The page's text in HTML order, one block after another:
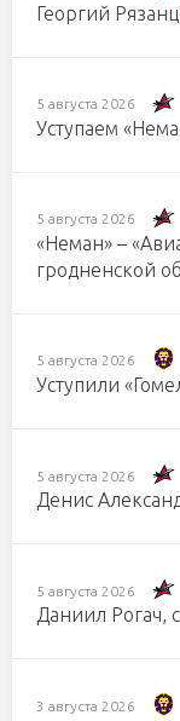
Георгий
5 августа 2026
Уступаем
5 августа 2026
«Неман» –
гродненской
5 августа 2026
Уступили
5 августа 2026
Денис
5 августа 2026
Даниил Рогач,
3 августа 2026